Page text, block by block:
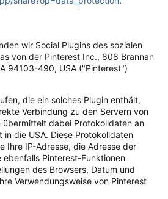
wir Social Plugins des sozialen
von der Pinterest Inc., 808 Brannan
94103-490, USA ("Pinterest")
die ein solches Plugin enthält,
Verbindung zu den Servern von
übermittelt dabei Protokolldaten an
die USA. Diese Protokolldaten
Ihre IP-Adresse, die Adresse der
ebenfalls Pinterest-Funktionen
des Browsers, Datum und
Verwendungsweise von Pinterest